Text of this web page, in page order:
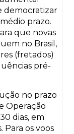
democratizar
prazo.
que novas
no Brasil,
(fretados)
pré-
no prazo
Operação
dias, em
Para os voos